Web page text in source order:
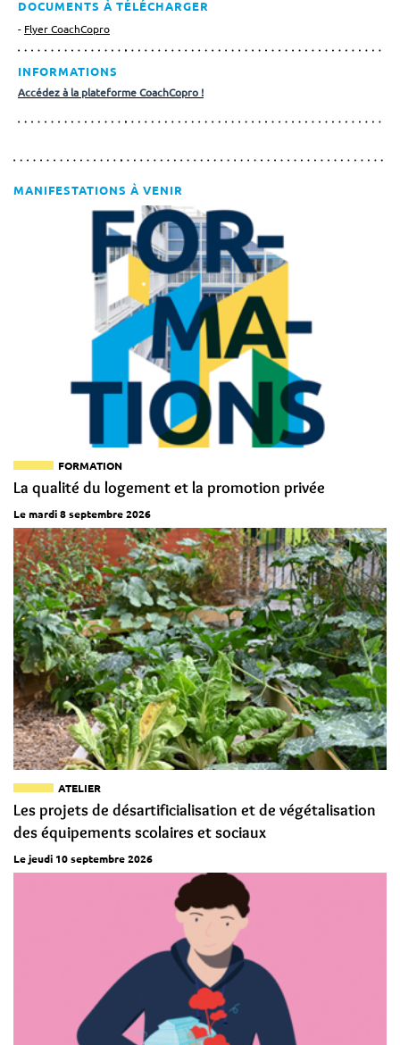
DOCUMENTS À TÉLÉCHARGER
Flyer CoachCopro
INFORMATIONS
Accédez à la plateforme CoachCopro !
MANIFESTATIONS À VENIR
FORMATION
La qualité du logement et la promotion privée
Le mardi 8 septembre 2026
ATELIER
Les projets de désartificialisation et de végétalisation
des équipements scolaires et sociaux
Le jeudi 10 septembre 2026